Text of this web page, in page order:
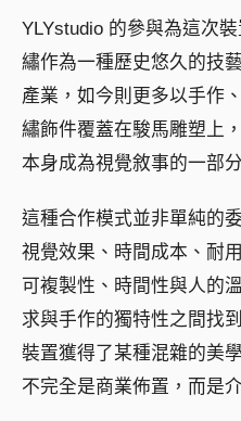
YLYstudio 的參與為這次
繡作為一種歷史悠久的技
產業，如今則更多以手作
繡飾件覆蓋在駿馬雕塑上
本身成為視覺敘事的一部分
這種合作模式並非單純的
視覺效果、時間成本、耐
可複製性、時間性與人的
求與手作的獨特性之間找
裝置獲得了某種混雜的美
不完全是商業佈置，而是